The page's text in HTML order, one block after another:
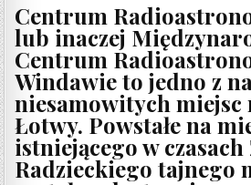
Centrum
lub inaczej
Centrum
Windawie to jedno z
niesamowitych miejsc
Łotwy. Powstałe na
istniejącego w
Radzieckiego tajnego